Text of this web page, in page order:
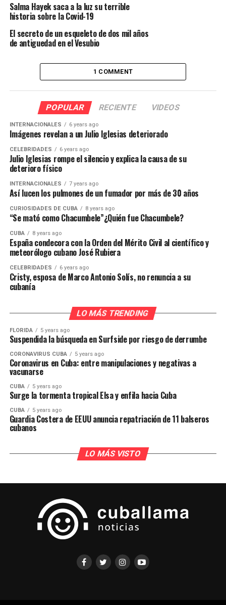
Salma Hayek saca a la luz su terrible
historia sobre la Covid-19
El secreto de un esqueleto de dos mil años
de antiguedad en el Vesubio
1 COMMENT
POPULAR RECIENTE VIDEOS
INTERNACIONALES 6 years ago
Imágenes revelan a un Julio Iglesias deteriorado
CELEBRIDADES 6 years ago
Julio Iglesias rompe el silencio y explica la causa de su
deterioro físico
INTERNACIONALES 7 years ago
Así lucen los pulmones de un fumador por más de 30 años
CURIOSIDADES DE CUBA 8 years ago
“Se mató como Chacumbele”¿Quién fue Chacumbele?
CUBA 8 years ago
España condecora con la Orden del Mérito Civil al científico y
meteorólogo cubano José Rubiera
CELEBRIDADES 6 years ago
Cristy, esposa de Marco Antonio Solís, no renuncia a su
cubanía
LO MÁS TRENDING
FLORIDA 5 years ago
Suspendida la búsqueda en Surfside por riesgo de derrumbe
CORONAVIRUS CUBA 5 years ago
Coronavirus en Cuba: entre manipulaciones y negativas a
vacunarse
CUBA 5 years ago
Surge la tormenta tropical Elsa y enfila hacia Cuba
CUBA 5 years ago
Guardia Costera de EEUU anuncia repatriación de 11 balseros
cubanos
LO MÁS VISTO